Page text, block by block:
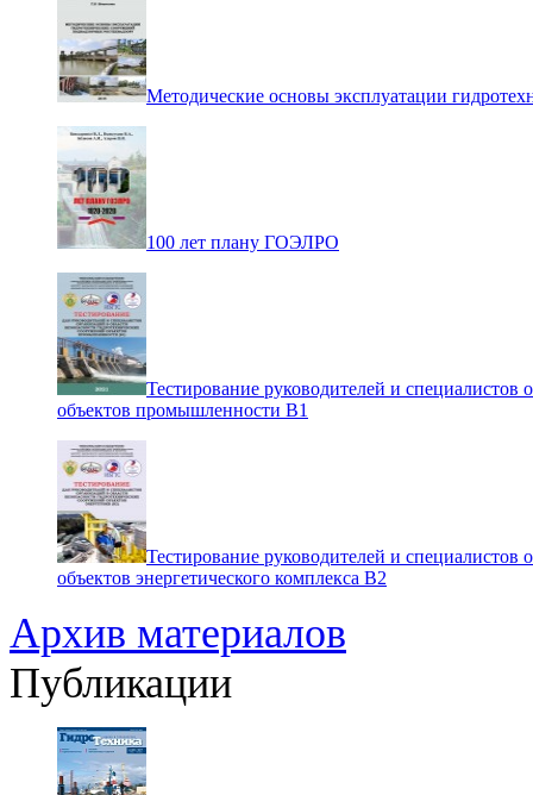
Методические основы эксплуатации
100 лет плану ГОЭЛРО
Тестирование руководителей и специалистов
объектов промышленности В1
Тестирование руководителей и специалистов
объектов энергетического комплекса В2
Архив материалов
Публикации